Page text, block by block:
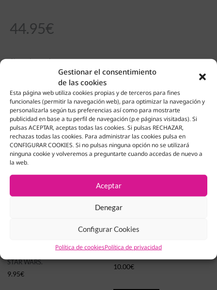
Gestionar el consentimiento
de las cookies
Esta página web utiliza cookies propias y de terceros para fines
funcionales (permitir la navegación web), para optimizar la navegación y
personalizarla según tus preferencias así como para mostrarte
publicidad en base a tu perfil de navegación (p.e páginas visitadas). Si
pulsas ACEPTAR, aceptas todas las cookies. Si pulsas RECHAZAR,
rechazas todas las cookies. Para administrar las cookies pulsa en
CONFIGURAR COOKIES. Si no pulsas ninguna opción no se utilizará
ninguna cookie y volveremos a preguntarte cuando accedas de nuevo a
la web.
Aceptar
Denegar
Configurar Cookies
Política de cookiesPolítica de privacidad
44.95€
Sin existencias
Productos Relacionados
LLAVERO POCKET POP! THE
STAR WARS.
9.95€
FIGURA FUNKO POP! DEMOBAT
10.00€